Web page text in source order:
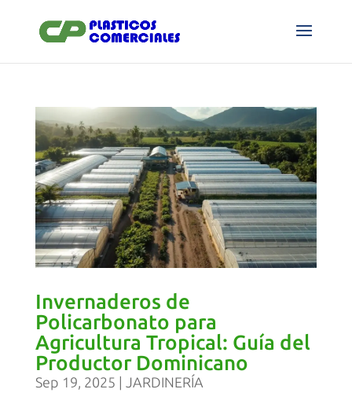
Invernaderos de
Policarbonato para
Agricultura Tropical: Guía del
Productor Dominicano
Sep 19, 2025 | JARDINERÍA